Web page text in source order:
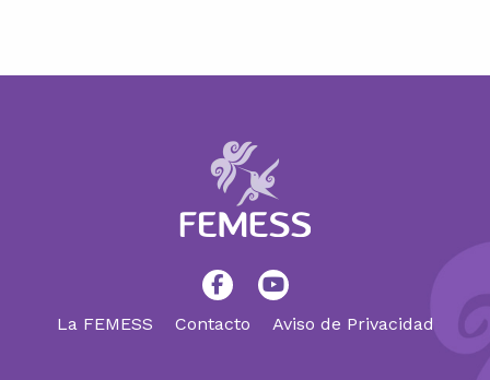
La FEMESS Contacto Aviso de Privacidad